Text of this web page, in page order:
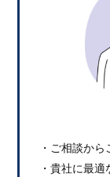
・ご相談か
・貴社に最